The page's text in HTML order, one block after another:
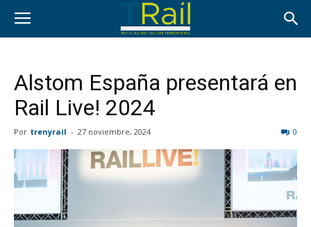
Alstom España presentará en
Rail Live! 2024
Por trenyrail - 27 noviembre, 2024 0